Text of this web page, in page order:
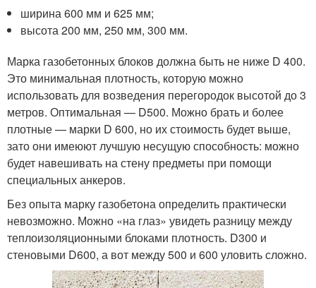
ширина 600 мм и 625 мм;
высота 200 мм, 250 мм, 300 мм.
Марка газобетонных блоков должна быть не ниже D 400.
Это минимальная плотность, которую можно
использовать для возведения перегородок высотой до 3
метров. Оптимальная — D500. Можно брать и более
плотные — марки D 600, но их стоимость будет выше,
зато они имеюют лучшую несущую способность: можно
будет навешивать на стену предметы при помощи
специальных анкеров.
Без опыта марку газобетона определить практически
невозможно. Можно «на глаз» увидеть разницу между
теплоизоляционными блоками плотность. D300 и
стеновыми D600, а вот между 500 и 600 уловить сложно.